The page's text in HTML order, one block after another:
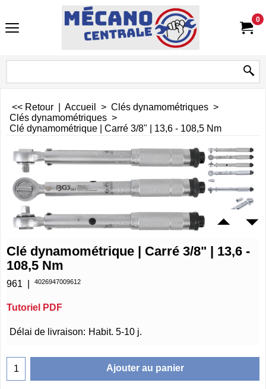
0
<< Retour Accueil > Clés dynamométriques >
Clés dynamométriques >
Clé dynamométrique | Carré 3/8" | 13,6 - 108,5 Nm
Clé dynamométrique | Carré 3/8" | 13,6 -
108,5 Nm
961 4026947009612
Tutoriel PDF
€43.75